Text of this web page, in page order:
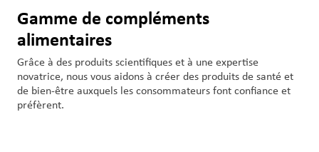
Gamme de compléments
alimentaires
Grâce à des produits scientifiques et à une expertise
novatrice, nous vous aidons à créer des produits de santé et
de bien-être auxquels les consommateurs font confiance et
préfèrent.